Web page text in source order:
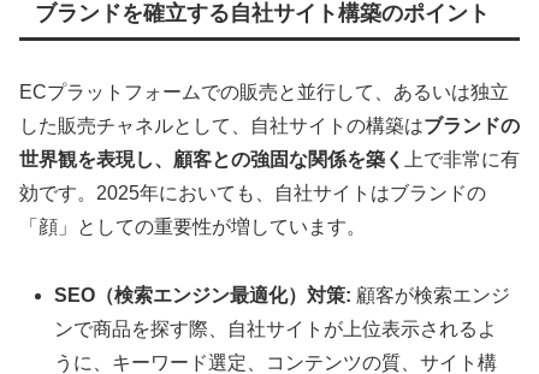
ブランドを確立する自社サイト構築のポイント
ECプラットフォームでの販売と並行して、あるいは独立
した販売チャネルとして、自社サイトの構築はブランドの
世界観を表現し、顧客との強固な関係を築く
上で非常に有
効です。2025年においても、自社サイトはブランドの
「顔」としての重要性が増しています。
SEO（検索エンジン最適化）対策: 顧客が検索エンジ
ンで商品を探す際、自社サイトが上位表示されるよ
うに、キーワード選定、コンテンツの質、サイト構